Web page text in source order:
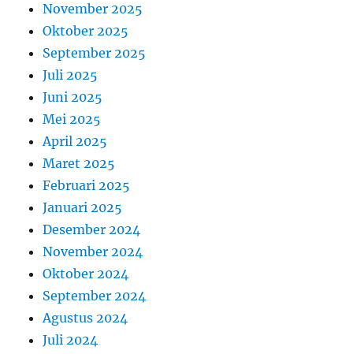
November 2025
Oktober 2025
September 2025
Juli 2025
Juni 2025
Mei 2025
April 2025
Maret 2025
Februari 2025
Januari 2025
Desember 2024
November 2024
Oktober 2024
September 2024
Agustus 2024
Juli 2024